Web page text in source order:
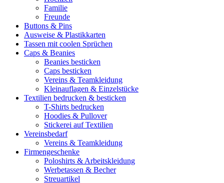
Familie
Freunde
Buttons & Pins
Ausweise & Plastikkarten
Tassen mit coolen Sprüchen
Caps & Beanies
Beanies besticken
Caps besticken
Vereins & Teamkleidung
Kleinauflagen & Einzelstücke
Textilien bedrucken & besticken
T-Shirts bedrucken
Hoodies & Pullover
Stickerei auf Textilien
Vereinsbedarf
Vereins & Teamkleidung
Firmengeschenke
Poloshirts & Arbeitskleidung
Werbetassen & Becher
Streuartikel